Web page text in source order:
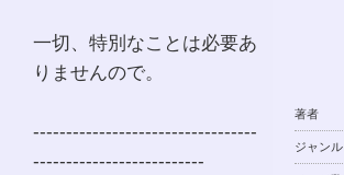
著者
ジャンル
一切、特別なことは必要あ
りませんので。
----------------------------------
--------------------------